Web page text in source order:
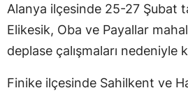
Alanya ilçesinde 25-27 Şubat
Elikesik, Oba ve Payallar
deplase çalışmaları nedeniyle
Finike ilçesinde Sahilkent ve